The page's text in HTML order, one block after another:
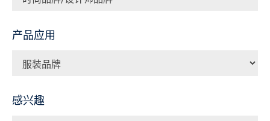
产品应用
感兴趣